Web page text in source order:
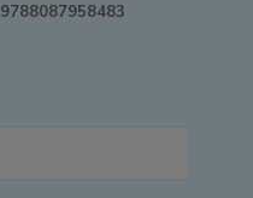
9788087958483